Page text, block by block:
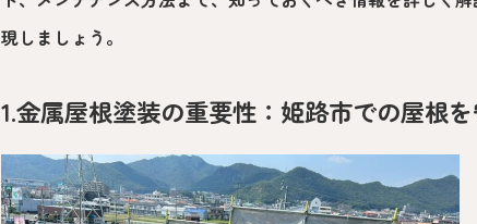
現しましょう。
1.金属屋根塗装の重要性：姫路市での屋根を